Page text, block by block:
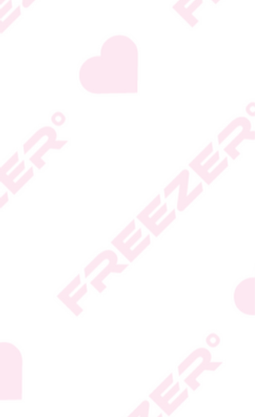
המידע המעודכן מופיע על
* טעות סופר בתיאור המוצר